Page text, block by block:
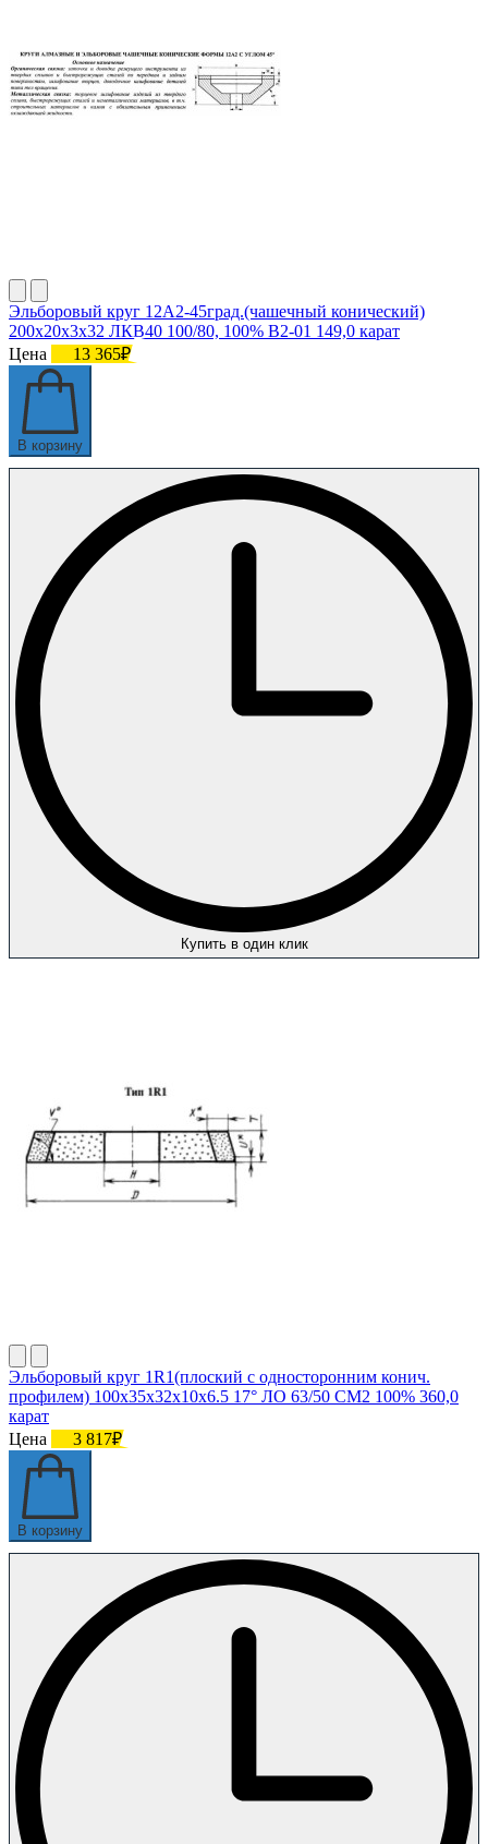
Эльборовый круг 12А2-45град.(чашечный конический)
200х20х3х32 ЛКВ40 100/80, 100% В2-01 149,0 карат
Цена
13 365₽
В корзину
Купить в один клик
Эльборовый круг 1R1(плоский с односторонним конич.
профилем) 100х35х32х10х6.5 17° ЛО 63/50 СМ2 100% 360,0
карат
Цена
3 817₽
В корзину